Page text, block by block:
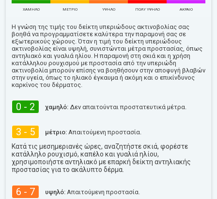
ΧΑΜΗΛΌ ΜΈΤΡΙΟ ΥΨΗΛΌ ΠΟΛΎ ΥΨΗΛΌ ΑΚΡΑΊΟ
Η γνώση της τιμής του δείκτη υπεριώδους ακτινοβολίας σας
βοηθά να προγραμματίσετε καλύτερα την παραμονή σας σε
εξωτερικούς χώρους. Όταν η τιμή του δείκτη υπεριώδους
ακτινοβολίας είναι υψηλή, συνιστώνται μέτρα προστασίας, όπως
αντηλιακό και γυαλιά ηλίου. Η παραμονή στη σκιά και η χρήση
κατάλληλου ρουχισμού με προστασία από την υπεριώδη
ακτινοβολία μπορούν επίσης να βοηθήσουν στην αποφυγή βλαβών
στην υγεία, όπως το ηλιακό έγκαυμα ή ακόμη και ο επικίνδυνος
καρκίνος του δέρματος.
0 - 2 χαμηλό: Δεν απαιτούνται προστατευτικά μέτρα.
3 - 5 μέτριο: Απαιτούμενη προστασία.
Κατά τις μεσημεριανές ώρες, αναζητήστε σκιά, φορέστε
κατάλληλο ρουχισμό, καπέλο και γυαλιά ηλίου,
χρησιμοποιήστε αντηλιακό με επαρκή δείκτη αντηλιακής
προστασίας για το ακάλυπτο δέρμα.
6 - 7 υψηλό: Απαιτούμενη προστασία.